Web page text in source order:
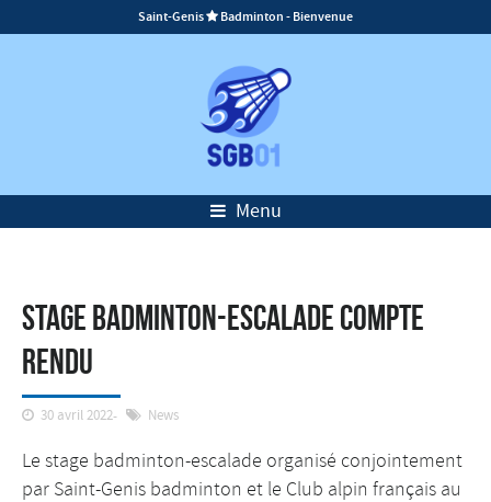
Saint-Genis Badminton - Bienvenue
Menu
Stage badminton-escalade compte
rendu
30 avril 2022 News
Le stage badminton-escalade organisé conjointement
par Saint-Genis badminton et le Club alpin français au